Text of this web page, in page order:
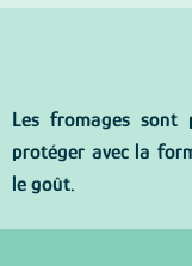
Les fromages sont
protéger avec la
le goût.